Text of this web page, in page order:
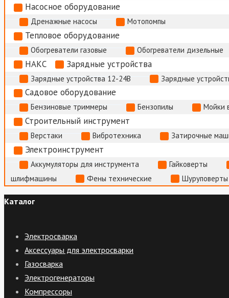
Насосное оборудование
Дренажные насосы Мотопомпы
Тепловое оборудование
Обогреватели газовые Обогреватели дизельные
НАКС Зарядные устройства
Зарядные устройства 12-24В Зарядные
Садовое оборудование
Бензиновые триммеры Бензопилы Мойки
Строительный инструмент
Верстаки Вибротехника Затирочные
Электроинструмент
Аккумуляторы для инструмента
Гайковерты
шлифмашины
Фены технические
Каталог
Электросварка
Аксессуары для электросварки
Газосварка
Электрогенераторы
Компрессоры